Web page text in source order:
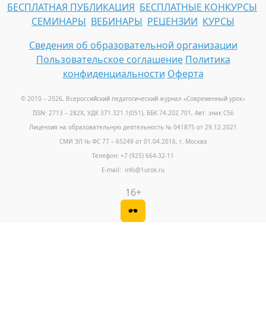
БЕСПЛАТНАЯ ПУБЛИКАЦИЯ БЕСПЛАТНЫЕ КОНКУРСЫ
СЕМИНАРЫ ВЕБИНАРЫ РЕЦЕНЗИИ КУРСЫ
Сведения об образовательной организации
Пользовательское соглашение Политика
конфиденциальности Оферта
© 2010 – 2026, Всероссийский педагогический журнал «Современный урок»
ISSN: 2713 – 282X, УДК 371.321.1(051), ББК 74.202.701, Авт. знак С56
Лицензия на образовательную деятельность № 041875 от 29.12.2021
СМИ ЭЛ № ФС 77 – 65249 от 01.04.2016, г. Москва
Телефон: +7 (925) 664-32-11
E-mail: info@1urok.ru
16+